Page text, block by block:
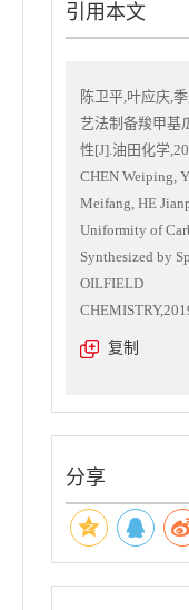
引用本文
陈卫平,叶应庆,
艺法制备羧甲基
性[J].油田化学
CHEN Weiping,
Meifang, HE
Uniformity of
Synthesized by
OILFIELD
复制
分享